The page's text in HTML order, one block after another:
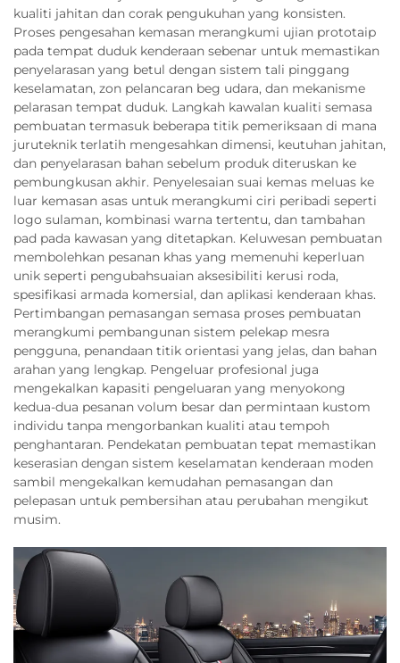
kualiti jahitan dan corak pengukuhan yang konsisten.
Proses pengesahan kemasan merangkumi ujian prototaip
pada tempat duduk kenderaan sebenar untuk memastikan
penyelarasan yang betul dengan sistem tali pinggang
keselamatan, zon pelancaran beg udara, dan mekanisme
pelarasan tempat duduk. Langkah kawalan kualiti semasa
pembuatan termasuk beberapa titik pemeriksaan di mana
juruteknik terlatih mengesahkan dimensi, keutuhan jahitan,
dan penyelarasan bahan sebelum produk diteruskan ke
pembungkusan akhir. Penyelesaian suai kemas meluas ke
luar kemasan asas untuk merangkumi ciri peribadi seperti
logo sulaman, kombinasi warna tertentu, dan tambahan
pad pada kawasan yang ditetapkan. Keluwesan pembuatan
membolehkan pesanan khas yang memenuhi keperluan
unik seperti pengubahsuaian aksesibiliti kerusi roda,
spesifikasi armada komersial, dan aplikasi kenderaan khas.
Pertimbangan pemasangan semasa proses pembuatan
merangkumi pembangunan sistem pelekap mesra
pengguna, penandaan titik orientasi yang jelas, dan bahan
arahan yang lengkap. Pengeluar profesional juga
mengekalkan kapasiti pengeluaran yang menyokong
kedua-dua pesanan volum besar dan permintaan kustom
individu tanpa mengorbankan kualiti atau tempoh
penghantaran. Pendekatan pembuatan tepat memastikan
keserasian dengan sistem keselamatan kenderaan moden
sambil mengekalkan kemudahan pemasangan dan
pelepasan untuk pembersihan atau perubahan mengikut
musim.